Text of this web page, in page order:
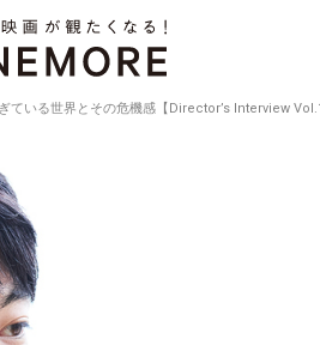
ている世界とその危機感【Director’s Interview